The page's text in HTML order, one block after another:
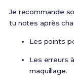
Je recommande
tu notes après
Les points
Les erreurs
maquillage.